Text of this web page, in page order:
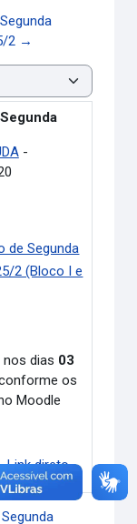
2 →
-
de Segunda
2 (Bloco I e
dias 03
os
Moodle
Link direto